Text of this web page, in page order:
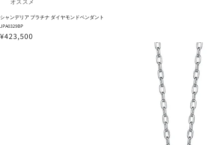
シャンデリア プラチナ ダイヤモンドペンダント
JPA0329BP
¥423,500